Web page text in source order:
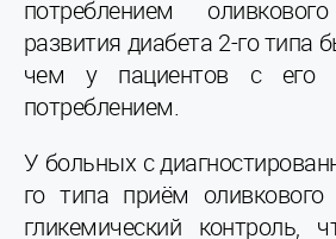
потреблением
развития диабета 2-го типа
чем у пациентов с его
потреблением.
У больных с
го типа приём
гликемический контроль,